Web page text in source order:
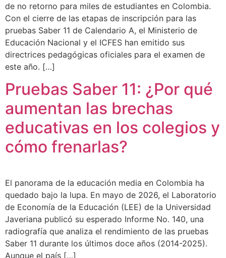
de no retorno para miles de estudiantes en Colombia.
Con el cierre de las etapas de inscripción para las
pruebas Saber 11 de Calendario A, el Ministerio de
Educación Nacional y el ICFES han emitido sus
directrices pedagógicas oficiales para el examen de
este año. […]
Pruebas Saber 11: ¿Por qué
aumentan las brechas
educativas en los colegios y
cómo frenarlas?
El panorama de la educación media en Colombia ha
quedado bajo la lupa. En mayo de 2026, el Laboratorio
de Economía de la Educación (LEE) de la Universidad
Javeriana publicó su esperado Informe No. 140, una
radiografía que analiza el rendimiento de las pruebas
Saber 11 durante los últimos doce años (2014-2025).
Aunque el país […]